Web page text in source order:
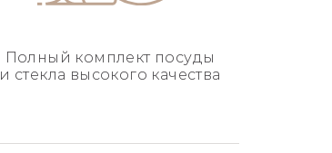
Полный комплект посуды
и стекла высокого качества